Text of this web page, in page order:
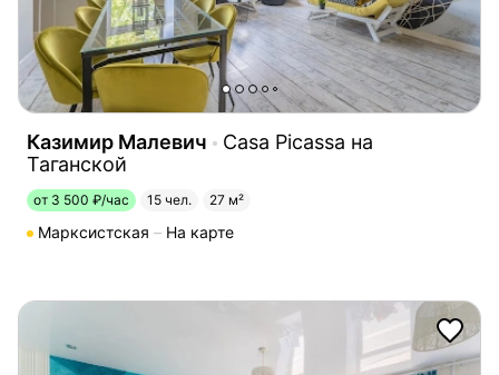
Казимир Малевич
Casa Picassa на
Таганской
от 3 500 ₽/час 15 чел. 27 м²
Марксистская На карте